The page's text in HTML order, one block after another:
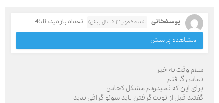
یوسفخانی شنبه ۸ مهر ۲( 2 سال پیش)
تعداد بازدید: 458
مشاهده پرسش
سلام وقت به خیر
تماس گرفتم
برای این که نمیدونم مشکل کجاس
گفتید قبل از نوبت گرفتن باید سونو گرافی بدید